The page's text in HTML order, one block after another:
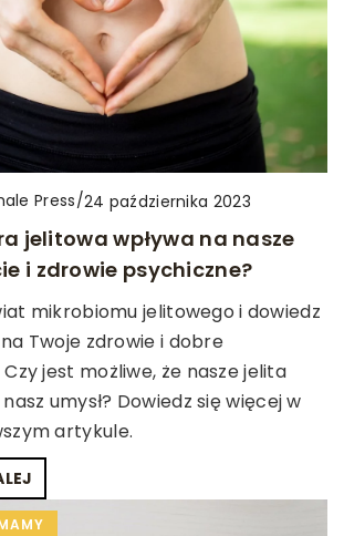
Press/24 października 2023
jelitowa wpływa na nasze
i zdrowie psychiczne?
mikrobiomu jelitowego i dowiedz
Twoje zdrowie i dobre
jest możliwe, że nasze jelita
umysł? Dowiedz się więcej w
artykule.